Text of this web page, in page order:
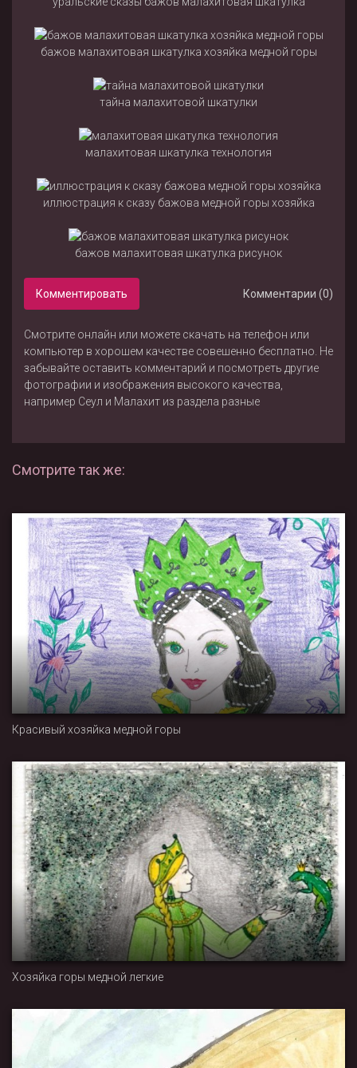
бажов малахитовая шкатулка хозяйка медной горы
тайна малахитовой шкатулки
малахитовая шкатулка технология
иллюстрация к сказу бажова медной горы хозяйка
бажов малахитовая шкатулка рисунок
Комментировать Комментарии (0)
Смотрите онлайн или можете скачать на телефон или
компьютер в хорошем качестве совешенно бесплатно. Не
забывайте оставить комментарий и посмотреть другие
фотографии и изображения высокого качества,
например Сеул и Малахит из раздела разные
Смотрите так же:
Красивый хозяйка медной горы
Хозяйка горы медной легкие